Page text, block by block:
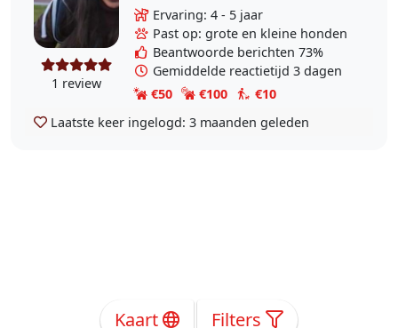
1 review
energieke Border Collie in huis
gehad. Deze is nu helaas niet meer
bij ons..
Ervaring: 4 - 5 jaar
Past op: grote en kleine honden
Beantwoorde berichten 73%
Gemiddelde reactietijd 3 dagen
€50
€100
€10
Laatste keer ingelogd: 3 maanden geleden
Kaart Filters